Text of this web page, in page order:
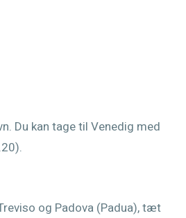
Du kan tage til Venedig med
og Padova (Padua), tæt